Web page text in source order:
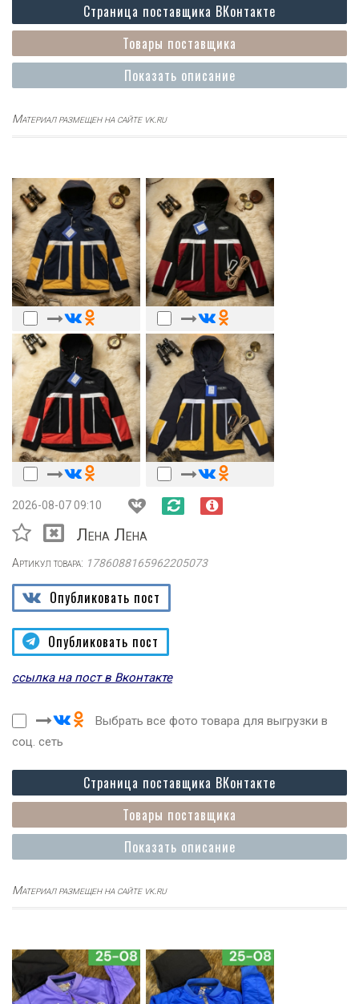
Показать описание
Товары поставщика
Страница поставщика ВКонтакте
Материал размещен на сайте vk.ru
2026-08-07 09:10
Лена Лена
Артикул товара: 1786088165962205073
Опубликовать пост
Опубликовать пост
ссылка на пост в Вконтакте
Выбрать все фото товара для выгрузки в
соц. сеть
Показать описание
Товары поставщика
Страница поставщика ВКонтакте
Материал размещен на сайте vk.ru